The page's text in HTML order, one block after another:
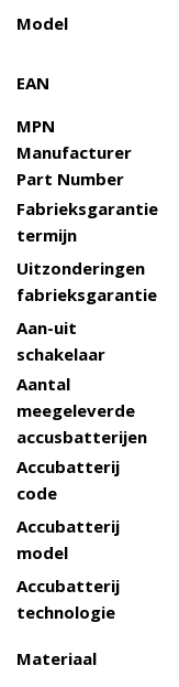
Model
EAN
MPN
Manufacturer
Part Number
Fabrieksgarantie
termijn
Uitzonderingen
fabrieksgarantie
Aan-uit
schakelaar
Aantal
meegeleverde
accusbatterijen
Accubatterij
code
Accubatterij
model
Accubatterij
technologie
Materiaal